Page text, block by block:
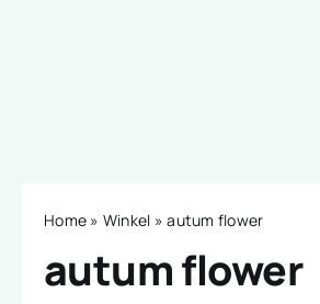
Home » Winkel »autum flower
autum flower